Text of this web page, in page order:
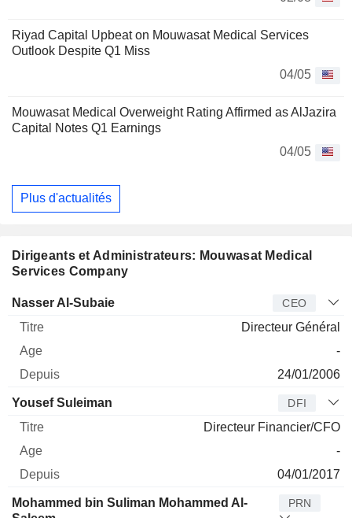
Riyad Capital Upbeat on Mouwasat Medical Services
Outlook Despite Q1 Miss
04/05
Mouwasat Medical Overweight Rating Affirmed as AlJazira
Capital Notes Q1 Earnings
04/05
Plus d'actualités
Dirigeants et Administrateurs: Mouwasat Medical
Services Company
Dirigeant Titre Age
Nasser Al-Subaie CEO
Directeur Général
-
24/01/2006
Yousef Suleiman DFI
Directeur Financier/CFO
-
04/01/2017
Mohammed bin Suliman Mohammed Al-
PRN